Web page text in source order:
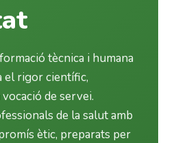
tècnica i humana
el rigor científic,
de servei.
de la salut amb
ètic, preparats per